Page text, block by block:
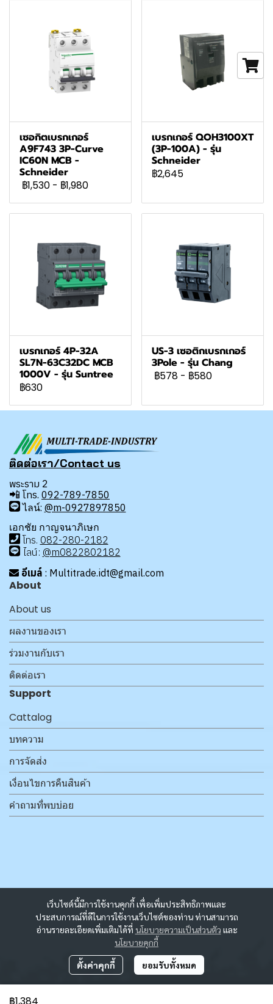
เซอกิตเบรกเกอร์
A9F743 3P-Curve
IC60N MCB -
Schneider
฿1,530 - ฿1,980
เบรกเกอร์ QOH3100XT
(3P-100A) - รุ่น
Schneider
฿2,645
เบรกเกอร์ 4P-32A
SL7N-63C32DC MCB
1000V - รุ่น Suntree
฿630
US-3 เซอติกเบรกเกอร์
3Pole - รุ่น Chang
฿578 - ฿580
เว็บไซต์นี้มีการใช้งานคุกกี้ เพื่อเพิ่มประสิทธิภาพและ
ประสบการณ์ที่ดีในการใช้งานเว็บไซต์ของท่าน ท่านสามารถ
อ่านรายละเอียดเพิ่มเติมได้ที่ นโยบายความเป็นส่วนตัว และ
นโยบายคุกกี้
ตั้งค่าคุกกี้ ยอมรับทั้งหมด
ติดต่อเรา/Contact us
พระราม 2
📲 โทร. 092-789-7850
ไลน์: @m-0927897850
เอกชัย กาญจนาภิเษก
โทร. 082-280-2182
ไลน์: @m0822802182
อีเมล์ : Multitrade.idt@gmail.com
About
About us
ผลงานของเรา
ร่วมงานกับเรา
ติดต่อเรา
Support
Cattalog
บทความ
การจัดส่ง
เงื่อนไขการคืนสินค้า
คำถามที่พบบ่อย